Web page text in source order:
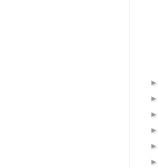
►
►
►
►
►
►